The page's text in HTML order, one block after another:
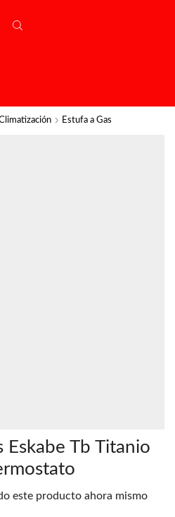
Estufa a Gas
Eskabe Tb Titanio
este producto ahora mismo